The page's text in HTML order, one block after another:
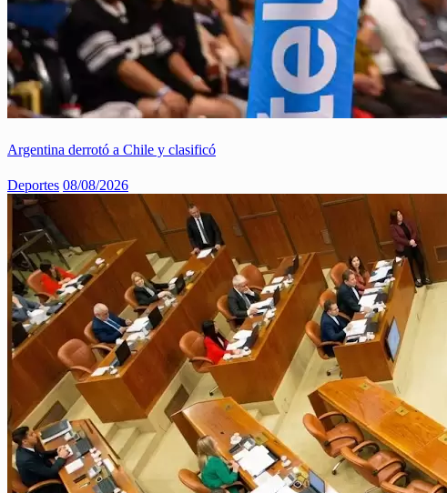
Argentina derrotó a Chile y clasificó
Deportes 08/08/2026